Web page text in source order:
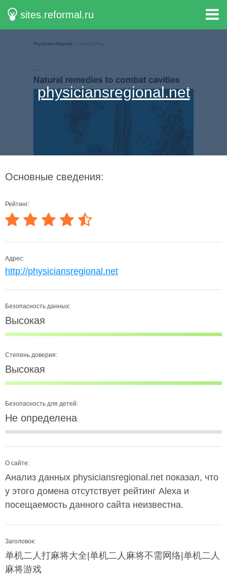
sites.reformal.ru
physiciansregional.net
Основные сведения:
Рейтинг:
Адрес:
http://physiciansregional.net
Безопасность данных:
Высокая
Степень доверия:
Высокая
Безопасность для детей:
Не определена
О сайте:
Анализ данных physiciansregional.net показал, что
у этого домена отсутствует рейтинг Alexa и
посещаемость данного сайта неизвестна.
Заголовок:
单机二人打麻将大全|单机二人麻将不需网络|单机二人
麻将游戏